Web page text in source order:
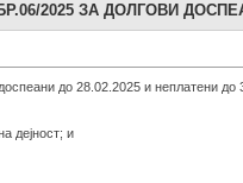
2025 ЗА ДОЛГОВИ
до 28.02.2025 и неплатени
дејност; и